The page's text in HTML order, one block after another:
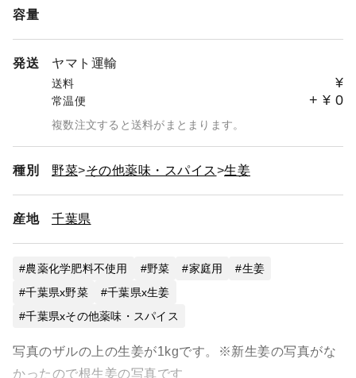
容量
発送 ヤマト運輸
送料 ¥
常温便 + ¥ 0
複数注文すると送料がまとまります。
種別 野菜 その他薬味・スパイス 生姜
産地 千葉県
農薬化学肥料不使用 野菜 家庭用
生姜
千葉県x野菜
千葉県x生姜
千葉県xその他薬味・スパイス
写真のザルの上の生姜が1kgです。※新生姜の写真がな
かったので根生姜の写真です